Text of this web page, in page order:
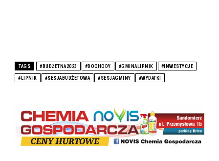
TAGS #BUDŻETNA2023 #DOCHODY #GMINALIPNIK #INWESTYCJE
#LIPNIK #SESJABUDŻETOWA #SESJAGMINY #WYDATKI